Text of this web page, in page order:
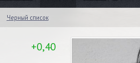
Черный список
+0,40